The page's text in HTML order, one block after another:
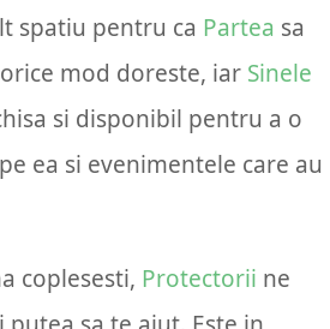
spatiu pentru ca Partea sa
mod doreste, iar Sinele
si disponibil pentru a o
ea si evenimentele care au
coplesesti, Protectorii ne